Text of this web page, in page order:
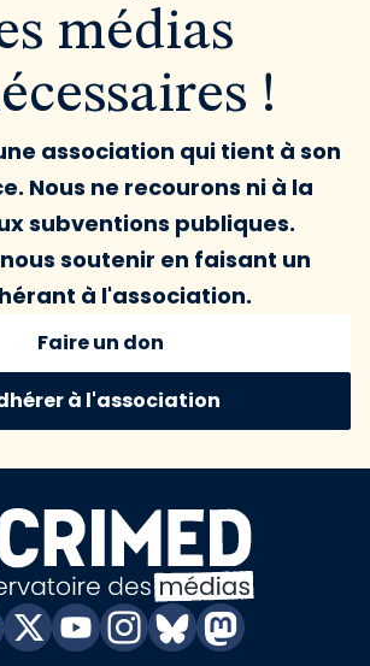
médias
!
association qui tient à son
Nous ne recourons ni à la
subventions publiques.
soutenir en faisant un
à l'association.
Faire un don
à l'association